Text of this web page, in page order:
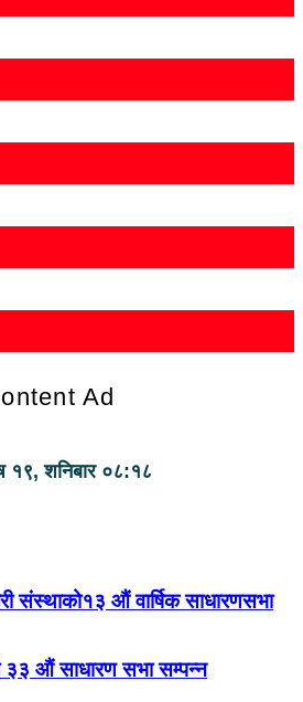
Ad
१९, शनिबार ०८:१८
संस्थाको१३ औं वार्षिक साधारणसभा
३३ औं साधारण सभा सम्पन्न